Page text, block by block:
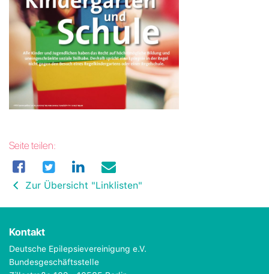
Seite teilen:
Zur Übersicht "Linklisten"
Kontakt
Deutsche Epilepsievereinigung e.V.
Bundesgeschäftsstelle